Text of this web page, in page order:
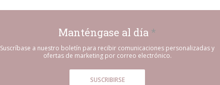
Manténgase al día *
Suscríbase a nuestro boletín para recibir comunicaciones personalizadas y
ofertas de marketing por correo electrónico.
SUSCRIBIRSE